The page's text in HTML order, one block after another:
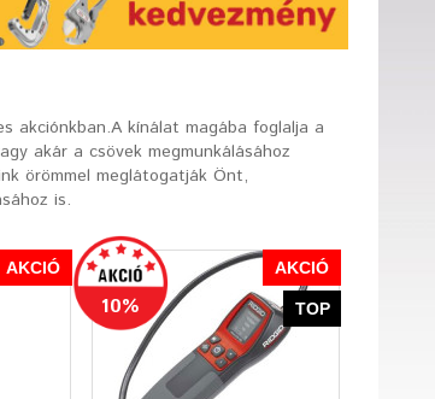
akciónkban.A kínálat magába foglalja a
akár a csövek megmunkálásához
örömmel meglátogatják Önt,
is.
AKCIÓ
10%
AKCIÓ
TOP